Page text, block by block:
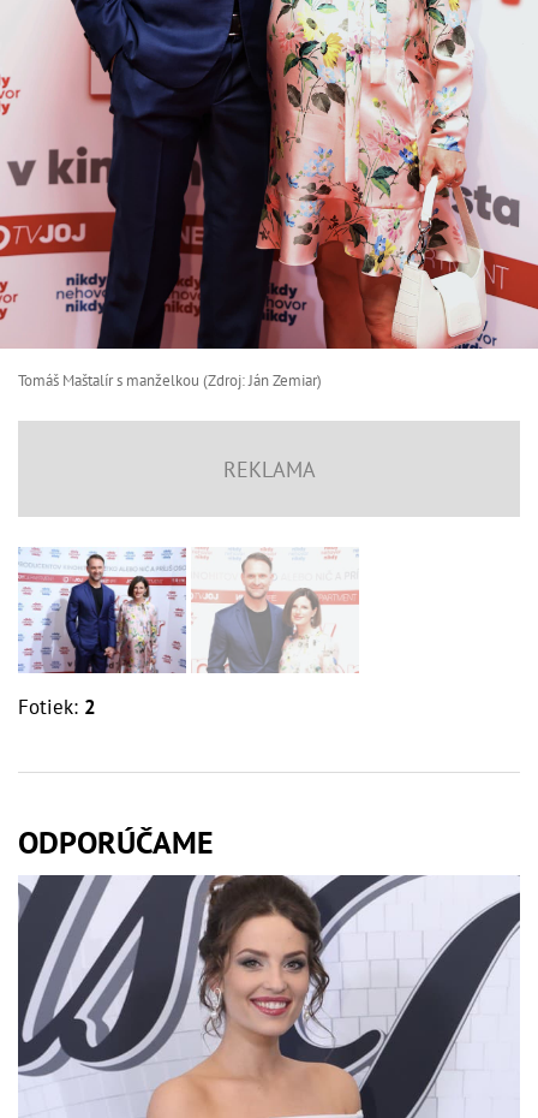
Tomáš Maštalír s manželkou (Zdroj: Ján Zemiar)
Fotiek: 2
ODPORÚČAME